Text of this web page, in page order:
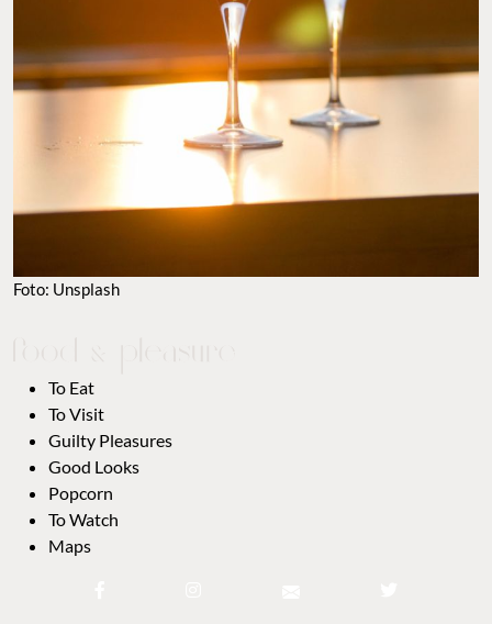
Foto: Unsplash
To Eat
To Visit
Guilty Pleasures
Good Looks
Popcorn
To Watch
Maps